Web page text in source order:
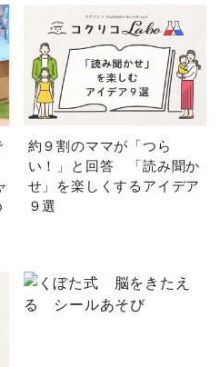
約９割のママが「つら
い！」と回答 「読み聞か
せ」を楽しくするアイデア
９選